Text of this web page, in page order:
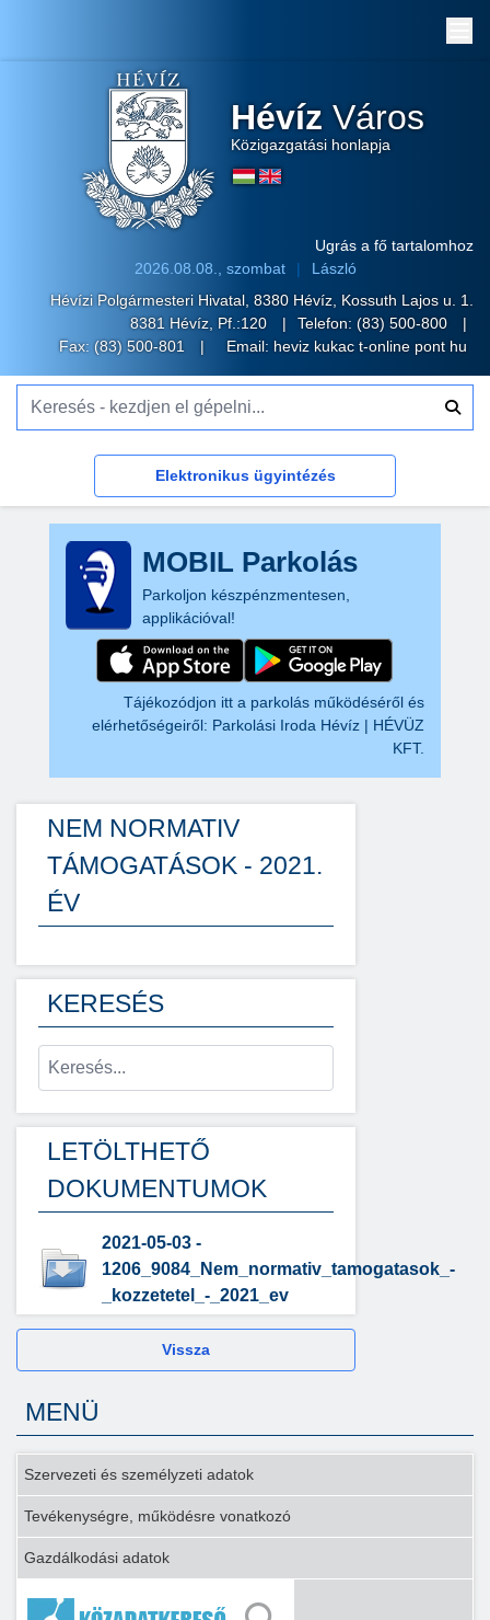
Hévíz Város
Közigazgatási honlapja
Ugrás a fő tartalomhoz
2026.08.08., szombat
László
Hévízi Polgármesteri Hivatal, 8380 Hévíz, Kossuth Lajos u. 1.
8381 Hévíz, Pf.:120
Telefon: (83) 500-800
Fax: (83) 500-801
Email: heviz kukac t-online pont hu
Elektronikus ügyintézés
MOBIL Parkolás
Parkoljon készpénzmentesen,
applikációval!
Tájékozódjon itt a parkolás működéséről és
elérhetőségeiről: Parkolási Iroda Hévíz | HÉVÜZ
KFT.
NEM NORMATIV
TÁMOGATÁSOK - 2021.
ÉV
KERESÉS
LETÖLTHETŐ
DOKUMENTUMOK
2021-05-03 -
1206_9084_Nem_normativ_tamogatasok_-
_kozzetetel_-_2021_ev
Vissza
MENÜ
Szervezeti és személyzeti adatok
Tevékenységre, működésre vonatkozó
Gazdálkodási adatok